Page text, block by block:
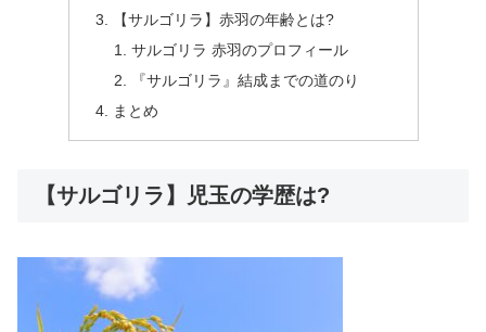
【サルゴリラ】赤羽の年齢とは?
サルゴリラ 赤羽のプロフィール
『サルゴリラ』結成までの道のり
まとめ
【サルゴリラ】児玉の学歴は?